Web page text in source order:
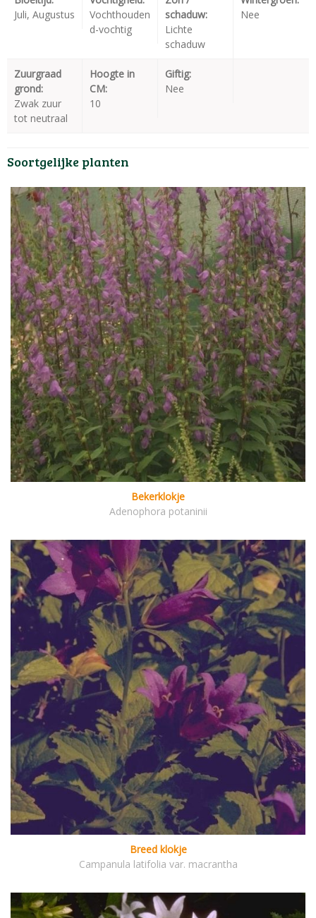
Juli, Augustus
Vochthouden
d-vochtig
schaduw:
Lichte
schaduw
Nee
Zuurgraad
grond:
Zwak zuur
tot neutraal
Hoogte in
CM:
10
Giftig:
Nee
Soortgelijke planten
Bekerklokje
Adenophora potaninii
Breed klokje
Campanula latifolia var. macrantha